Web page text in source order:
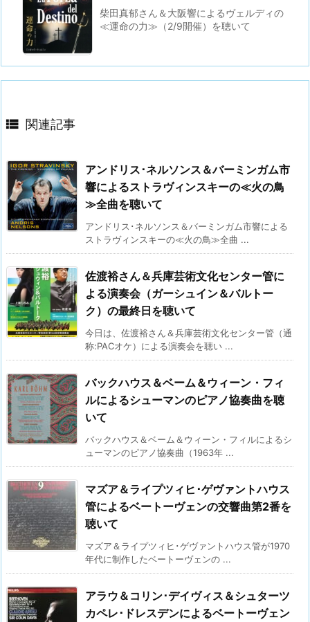
柴田真郁さん＆大阪響によるヴェルディの
≪運命の力≫（2/9開催）を聴いて
 関連記事
アンドリス･ネルソンス＆バーミンガム市
響によるストラヴィンスキーの≪火の鳥
≫全曲を聴いて
アンドリス･ネルソンス＆バーミンガム市響による
ストラヴィンスキーの≪火の鳥≫全曲 ...
佐渡裕さん＆兵庫芸術文化センター管に
よる演奏会（ガーシュイン＆バルトー
ク）の最終日を聴いて
今日は、佐渡裕さん＆兵庫芸術文化センター管（通
称:PACオケ）による演奏会を聴い ...
バックハウス＆ベーム＆ウィーン・フィ
ルによるシューマンのピアノ協奏曲を聴
いて
バックハウス＆ベーム＆ウィーン・フィルによるシ
ューマンのピアノ協奏曲（1963年 ...
マズア＆ライプツィヒ･ゲヴァントハウス
管によるベートーヴェンの交響曲第2番を
聴いて
マズア＆ライプツィヒ･ゲヴァントハウス管が1970
年代に制作したベートーヴェンの ...
アラウ＆コリン･デイヴィス＆シュターツ
カペレ･ドレスデンによるベートーヴェン